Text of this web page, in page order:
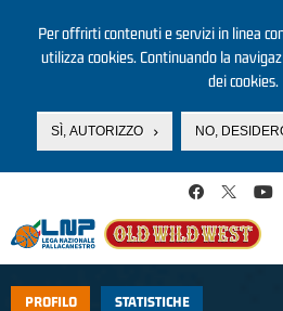
Per offrirti contenuti e servizi in linea
utilizza cookies. Continuando la
dei cookies.
SÌ, AUTORIZZO NO,
PROFILO STATISTICHE